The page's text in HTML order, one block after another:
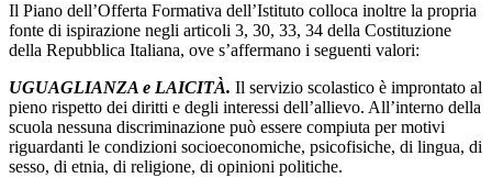
Il Piano dell’Offerta Formativa dell’Istituto colloca inoltre la propria
fonte di ispirazione negli articoli 3, 30, 33, 34 della Costituzione
della Repubblica Italiana, ove s’affermano i seguenti valori:
UGUAGLIANZA e LAICITÀ. Il servizio scolastico è improntato al
pieno rispetto dei diritti e degli interessi dell’allievo. All’interno della
scuola nessuna discriminazione può essere compiuta per motivi
riguardanti le condizioni socioeconomiche, psicofisiche, di lingua, di
sesso, di etnia, di religione, di opinioni politiche.